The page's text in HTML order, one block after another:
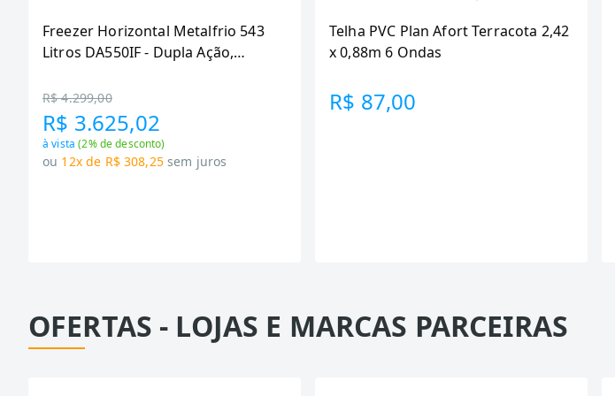
Freezer Horizontal Metalfrio 543
Litros DA550IF - Dupla Ação,
R$ 4.299,00
R$ 3.625,02
à vista(2% de desconto)
ou 12x de R$ 308,25 sem juros
Telha PVC Plan Afort Terracota 2,42
x 0,88m 6 Ondas
R$ 87,00
OFERTAS - LOJAS E MARCAS PARCEIRAS